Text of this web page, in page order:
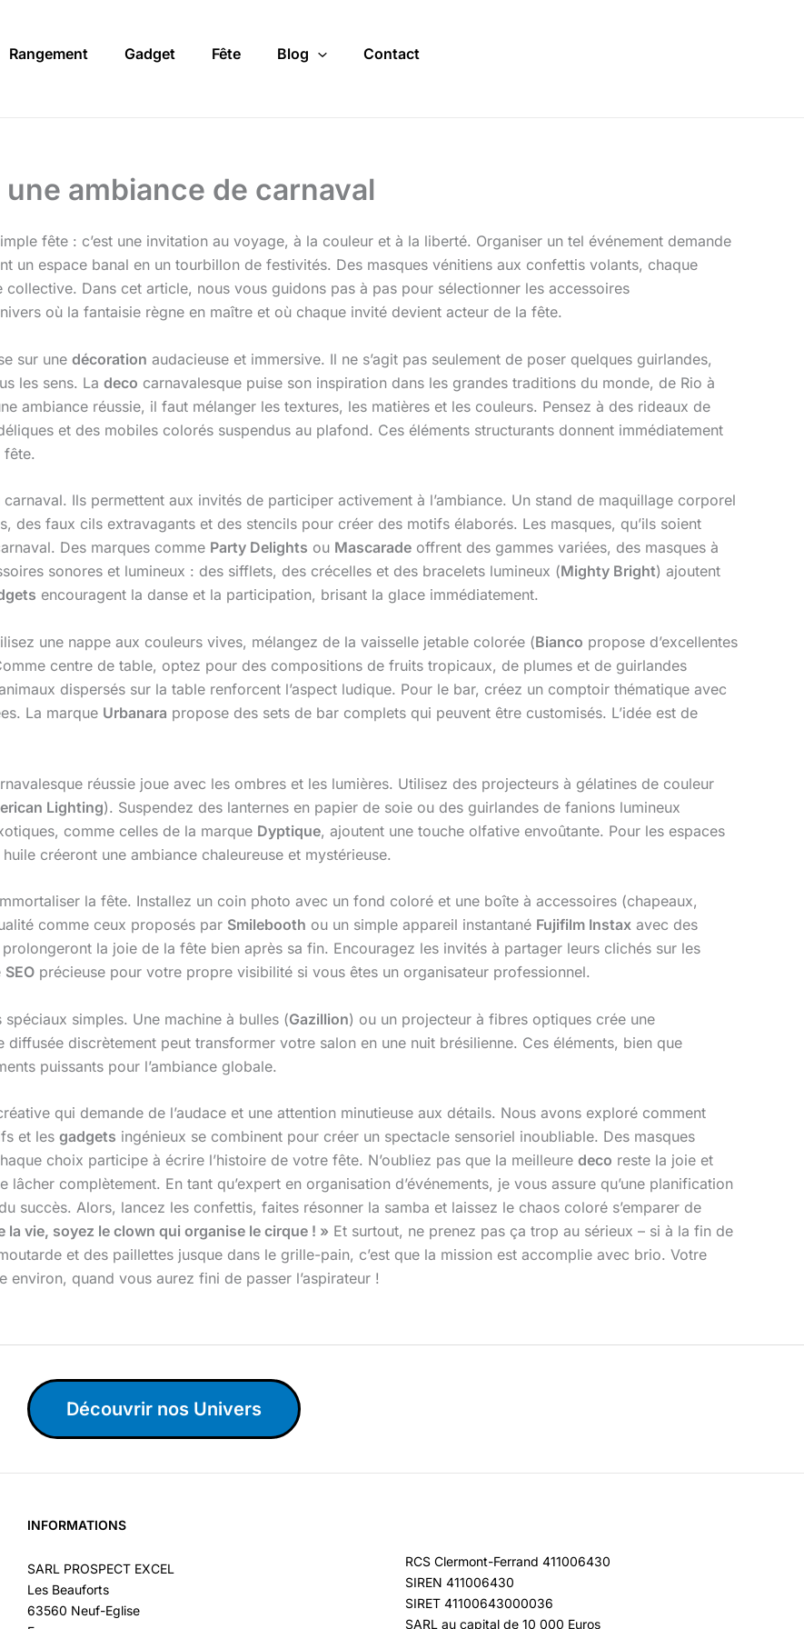
Rangement Gadget Fête Blog Contact
ambiance de carnaval
fête : c’est une invitation au voyage, à la couleur et à la liberté. Organiser un tel événement demande
un espace banal en un tourbillon de festivités. Des masques vénitiens aux confettis volants, chaque
Dans cet article, nous vous guidons pas à pas pour sélectionner les accessoires
où la fantaisie règne en maître et où chaque invité devient acteur de la fête.
sur une décoration audacieuse et immersive. Il ne s’agit pas seulement de poser quelques guirlandes,
les sens. La deco carnavalesque puise son inspiration dans les grandes traditions du monde, de Rio à
ambiance réussie, il faut mélanger les textures, les matières et les couleurs. Pensez à des rideaux de
et des mobiles colorés suspendus au plafond. Ces éléments structurants donnent immédiatement
fête.
Ils permettent aux invités de participer activement à l’ambiance. Un stand de maquillage corporel
des faux cils extravagants et des stencils pour créer des motifs élaborés. Les masques, qu’ils soient
Des marques comme Party Delights ou Mascarade offrent des gammes variées, des masques à
sonores et lumineux : des sifflets, des crécelles et des bracelets lumineux (Mighty Bright) ajoutent
encouragent la danse et la participation, brisant la glace immédiatement.
une nappe aux couleurs vives, mélangez de la vaisselle jetable colorée (Bianco propose d’excellentes
centre de table, optez pour des compositions de fruits tropicaux, de plumes et de guirlandes
dispersés sur la table renforcent l’aspect ludique. Pour le bar, créez un comptoir thématique avec
La marque Urbanara propose des sets de bar complets qui peuvent être customisés. L’idée est de
réussie joue avec les ombres et les lumières. Utilisez des projecteurs à gélatines de couleur
Lighting). Suspendez des lanternes en papier de soie ou des guirlandes de fanions lumineux
comme celles de la marque Dyptique, ajoutent une touche olfative envoûtante. Pour les espaces
créeront une ambiance chaleureuse et mystérieuse.
la fête. Installez un coin photo avec un fond coloré et une boîte à accessoires (chapeaux,
comme ceux proposés par Smilebooth ou un simple appareil instantané Fujifilm Instax avec des
la joie de la fête bien après sa fin. Encouragez les invités à partager leurs clichés sur les
SEO précieuse pour votre propre visibilité si vous êtes un organisateur professionnel.
simples. Une machine à bulles (Gazillion) ou un projecteur à fibres optiques crée une
discrètement peut transformer votre salon en une nuit brésilienne. Ces éléments, bien que
puissants pour l’ambiance globale.
qui demande de l’audace et une attention minutieuse aux détails. Nous avons exploré comment
et les gadgets ingénieux se combinent pour créer un spectacle sensoriel inoubliable. Des masques
choix participe à écrire l’histoire de votre fête. N’oubliez pas que la meilleure deco reste la joie et
complètement. En tant qu’expert en organisation d’événements, je vous assure qu’une planification
succès. Alors, lancez les confettis, faites résonner la samba et laissez le chaos coloré s’emparer de
la vie, soyez le clown qui organise le cirque ! » Et surtout, ne prenez pas ça trop au sérieux – si à la fin de
et des paillettes jusque dans le grille-pain, c’est que la mission est accomplie avec brio. Votre
quand vous aurez fini de passer l’aspirateur !
Découvrir nos Univers
INFORMATIONS
SARL PROSPECT EXCEL
Les Beauforts
63560 Neuf-Eglise
RCS Clermont-Ferrand 411006430
SIREN 411006430
SIRET 41100643000036
SARL au capital de 10 000 Euros